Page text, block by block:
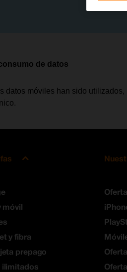
de datos
datos móviles han sido
móvil
y fibra
prepago
ilimitados